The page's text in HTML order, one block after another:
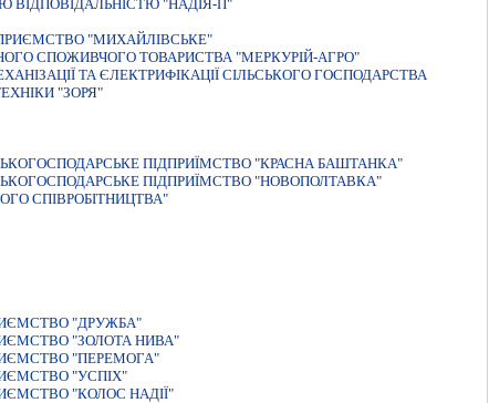
ВІДПОВІДАЛЬНІСТЮ "НАДІЯ-П"
"МИХАЙЛІВСЬКЕ"
СПОЖИВЧОГО ТОВАРИСТВА "МЕРКУРIЙ-АГРО"
ТА ЄЛЕКТРИФІКАЦІЇ СІЛЬСЬКОГО ГОСПОДАРСТВА
"ЗОРЯ"
ПIДПРИЇМСТВО "КРАСНА БАШТАНКА"
ПIДПРИЇМСТВО "НОВОПОЛТАВКА"
СПІВРОБІТНИЦТВА"
"ДРУЖБА"
"ЗОЛОТА НИВА"
"ПЕРЕМОГА"
"УСПIХ"
"КОЛОС НАДІЇ"